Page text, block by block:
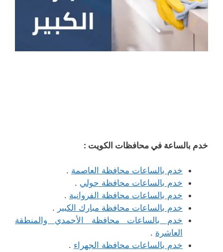
خدم بالساعة في محافظات الكويت :
خدم بالساعات محافظة العاصمة .
خدم بالساعات محافظة حولي .
خدم بالساعات محافظة الفروانية .
خدم بالساعات محافظة مبارك الكبير .
خدم بالساعات محافظة الأحمدي والمنطقة
العاشرة .
خدم بالساعات محافظة الجهراء .